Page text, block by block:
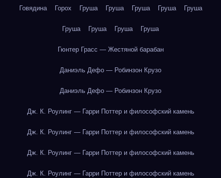
Говядина Горох Груша Груша Груша Груша Груша
Груша Груша Груша Груша
Гюнтер Грасс — Жестяной барабан
Даниэль Дефо — Робинзон Крузо
Даниэль Дефо — Робинзон Крузо
Дж. К. Роулинг — Гарри Поттер и философский камень
Дж. К. Роулинг — Гарри Поттер и философский камень
Дж. К. Роулинг — Гарри Поттер и философский камень
Дж. К. Роулинг — Гарри Поттер и философский камень